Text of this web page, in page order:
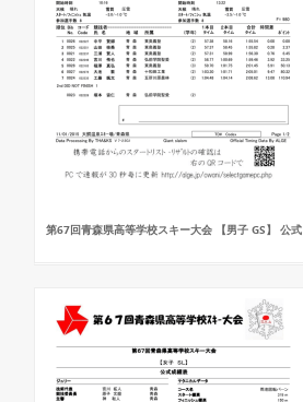
第67回青森県高等学校スキー大会 【男子 GS】 公式